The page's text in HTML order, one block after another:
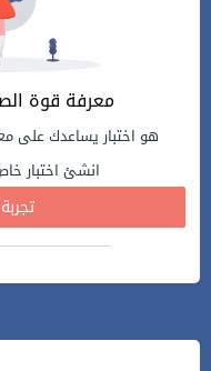
معرفة قوة
هو اختبار يساعدك على
انشئ اختبار